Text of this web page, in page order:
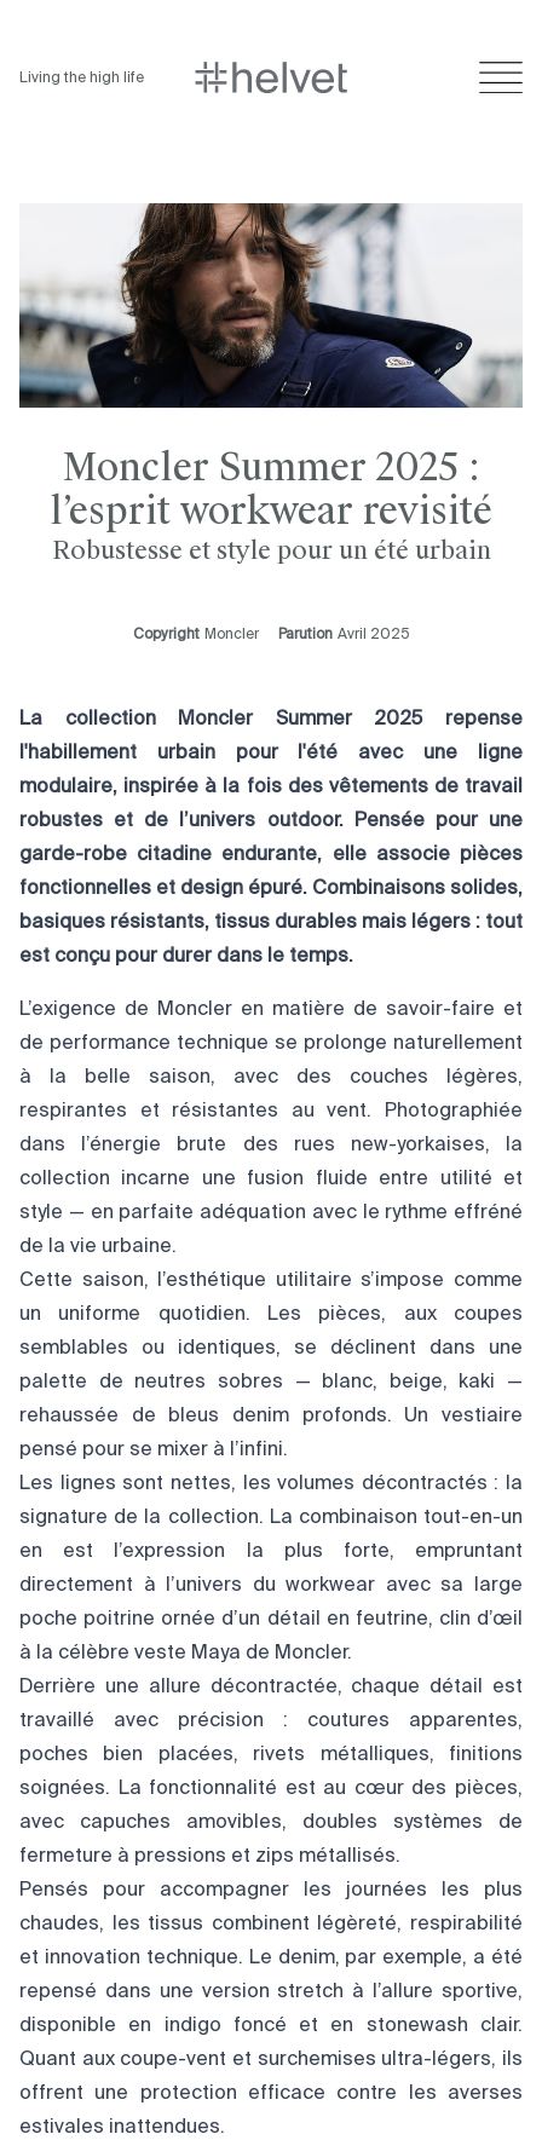
Living the high life
Moncler Summer 2025 :
l’esprit workwear revisité
Robustesse et style pour un été urbain
Copyright Moncler Parution Avril 2025
La collection Moncler Summer 2025 repense
l'habillement urbain pour l'été avec une ligne
modulaire, inspirée à la fois des vêtements de travail
robustes et de l’univers outdoor. Pensée pour une
garde-robe citadine endurante, elle associe pièces
fonctionnelles et design épuré. Combinaisons solides,
basiques résistants, tissus durables mais légers : tout
est conçu pour durer dans le temps.
L’exigence de Moncler en matière de savoir-faire et
de performance technique se prolonge naturellement
à la belle saison, avec des couches légères,
respirantes et résistantes au vent. Photographiée
dans l’énergie brute des rues new-yorkaises, la
collection incarne une fusion fluide entre utilité et
style — en parfaite adéquation avec le rythme effréné
de la vie urbaine.
Cette saison, l’esthétique utilitaire s’impose comme
un uniforme quotidien. Les pièces, aux coupes
semblables ou identiques, se déclinent dans une
palette de neutres sobres — blanc, beige, kaki —
rehaussée de bleus denim profonds. Un vestiaire
pensé pour se mixer à l’infini.
Les lignes sont nettes, les volumes décontractés : la
signature de la collection. La combinaison tout-en-un
en est l’expression la plus forte, empruntant
directement à l’univers du workwear avec sa large
poche poitrine ornée d’un détail en feutrine, clin d’œil
à la célèbre veste Maya de Moncler.
Derrière une allure décontractée, chaque détail est
travaillé avec précision : coutures apparentes,
poches bien placées, rivets métalliques, finitions
soignées. La fonctionnalité est au cœur des pièces,
avec capuches amovibles, doubles systèmes de
fermeture à pressions et zips métallisés.
Pensés pour accompagner les journées les plus
chaudes, les tissus combinent légèreté, respirabilité
et innovation technique. Le denim, par exemple, a été
repensé dans une version stretch à l’allure sportive,
disponible en indigo foncé et en stonewash clair.
Quant aux coupe-vent et surchemises ultra-légers, ils
offrent une protection efficace contre les averses
estivales inattendues.